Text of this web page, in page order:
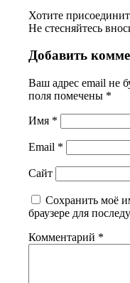
Хотите
Не стесняйтесь
Добавить
Ваш адрес email не
поля помечены *
Имя *
Email *
Сайт
Сохранить моё
браузере для
Комментарий *